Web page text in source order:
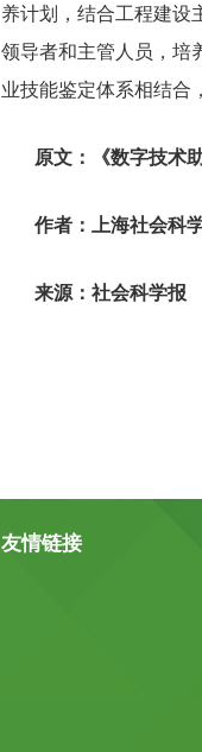
养计划，结合工程建设
领导者和主管人员，培
业技能鉴定体系相结合
原文：《数字技术
作者：上海社会科
来源：社会科学报
友情链接